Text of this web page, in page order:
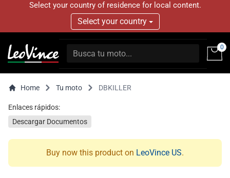
Select your country of residence for local content.
Select your country
0
Home Tu moto DBKILLER
Enlaces rápidos:
Descargar Documentos
Buy now this product on LeoVince US.